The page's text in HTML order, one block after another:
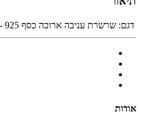
דגם: שרשרת עניבה ארוכה כסף 925 - צורות בצבע ירוק/ורוד
אודות